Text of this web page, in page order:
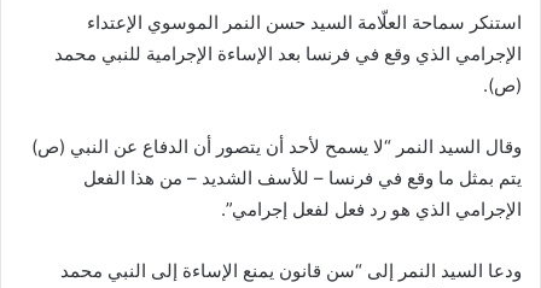
استنكر سماحة العلّامة السيد حسن النمر الموسوي الإعتداء
الإجرامي الذي وقع في فرنسا بعد الإساءة الإجرامية للنبي محمد
(ص).
وقال السيد النمر “لا يسمح لأحد أن يتصور أن الدفاع عن النبي (ص)
يتم بمثل ما وقع في فرنسا – للأسف الشديد – من هذا الفعل
الإجرامي الذي هو رد فعل لفعل إجرامي”.
ودعا السيد النمر إلى “سن قانون يمنع الإساءة إلى النبي محمد